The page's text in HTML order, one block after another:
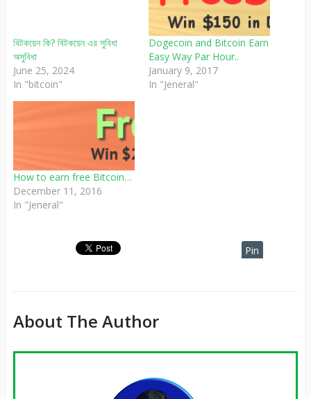
বিটকয়েন কি? বিটকয়েন এর সুবিধা
অসুবিধা
June 25, 2024
In "bitcoin"
Dogecoin and Bitcoin Earn
Easy Way Par Hour..
January 9, 2017
In "Jeneral"
How to earn free Bitcoin…
December 11, 2016
In "Jeneral"
Pin
About The Author